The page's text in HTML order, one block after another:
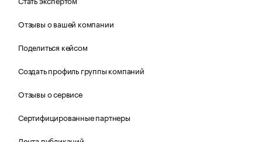
Отзывы о вашей компании
Поделиться кейсом
Создать профиль группы компаний
Отзывы о сервисе
Сертифицированные партнеры